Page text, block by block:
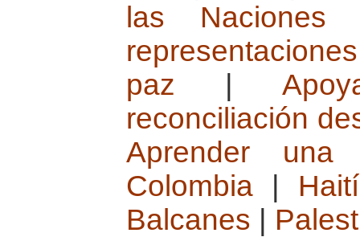
las Naciones
paz
reconciliación
Aprender
Colombia
Haití
Balcanes